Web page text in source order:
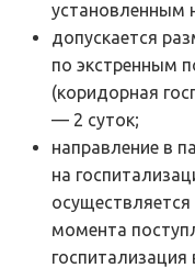
установленным
допускается
по экстренным
(коридорная
— 2 суток;
направление в
на
осуществляется
момента